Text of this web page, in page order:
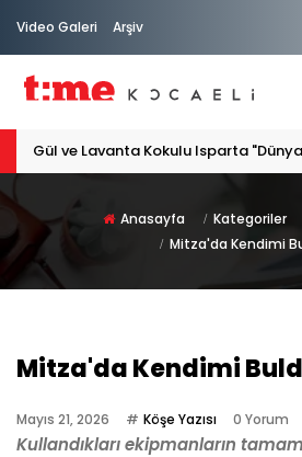
Video Galeri Arşiv
PATİLİ DOSTA HAYATIMIZA "HOŞ GELDİN" DİYORSAK
Anasayfa Kategoriler
Mitza'da Kendimi
Mitza'da Kendimi
Mayıs 21, 2026 Köşe Yazısı 0 Yorum
Kullandıkları ekipmanların